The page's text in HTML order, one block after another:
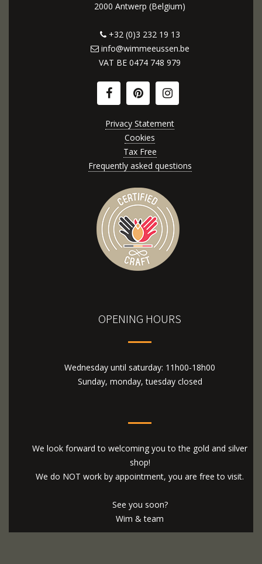
2000 Antwerp (Belgium)
+32 (0)3 232 19 13
info@wimmeeussen.be
VAT BE 0474 748 979
Privacy Statement
Cookies
Tax Free
Frequently asked questions
OPENING HOURS
Wednesday until saturday: 11h00-18h00
Sunday, monday, tuesday closed
We look forward to welcoming you to the gold and silver
shop!
We do NOT work by appointment, you are free to visit.
See you soon?
Wim & team